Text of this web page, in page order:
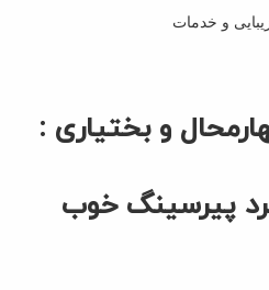
و خدمات
و بختیاری :
پیرسینگ خوب